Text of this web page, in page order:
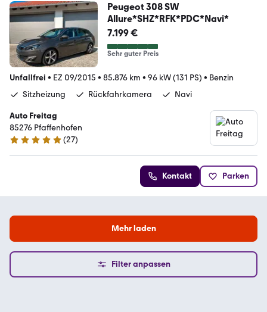
Peugeot 308 SW
Allure*SHZ*RFK*PDC*Navi*
7.199 €
Sehr guter Preis
Unfallfrei • EZ 09/2015 • 85.876 km • 96 kW (131 PS) • Benzin
Sitzheizung
Rückfahrkamera Navi
Auto Freitag
85276 Pfaffenhofen
5 Sterne
(27)
Kontakt Parken
Mehr laden
Filter anpassen